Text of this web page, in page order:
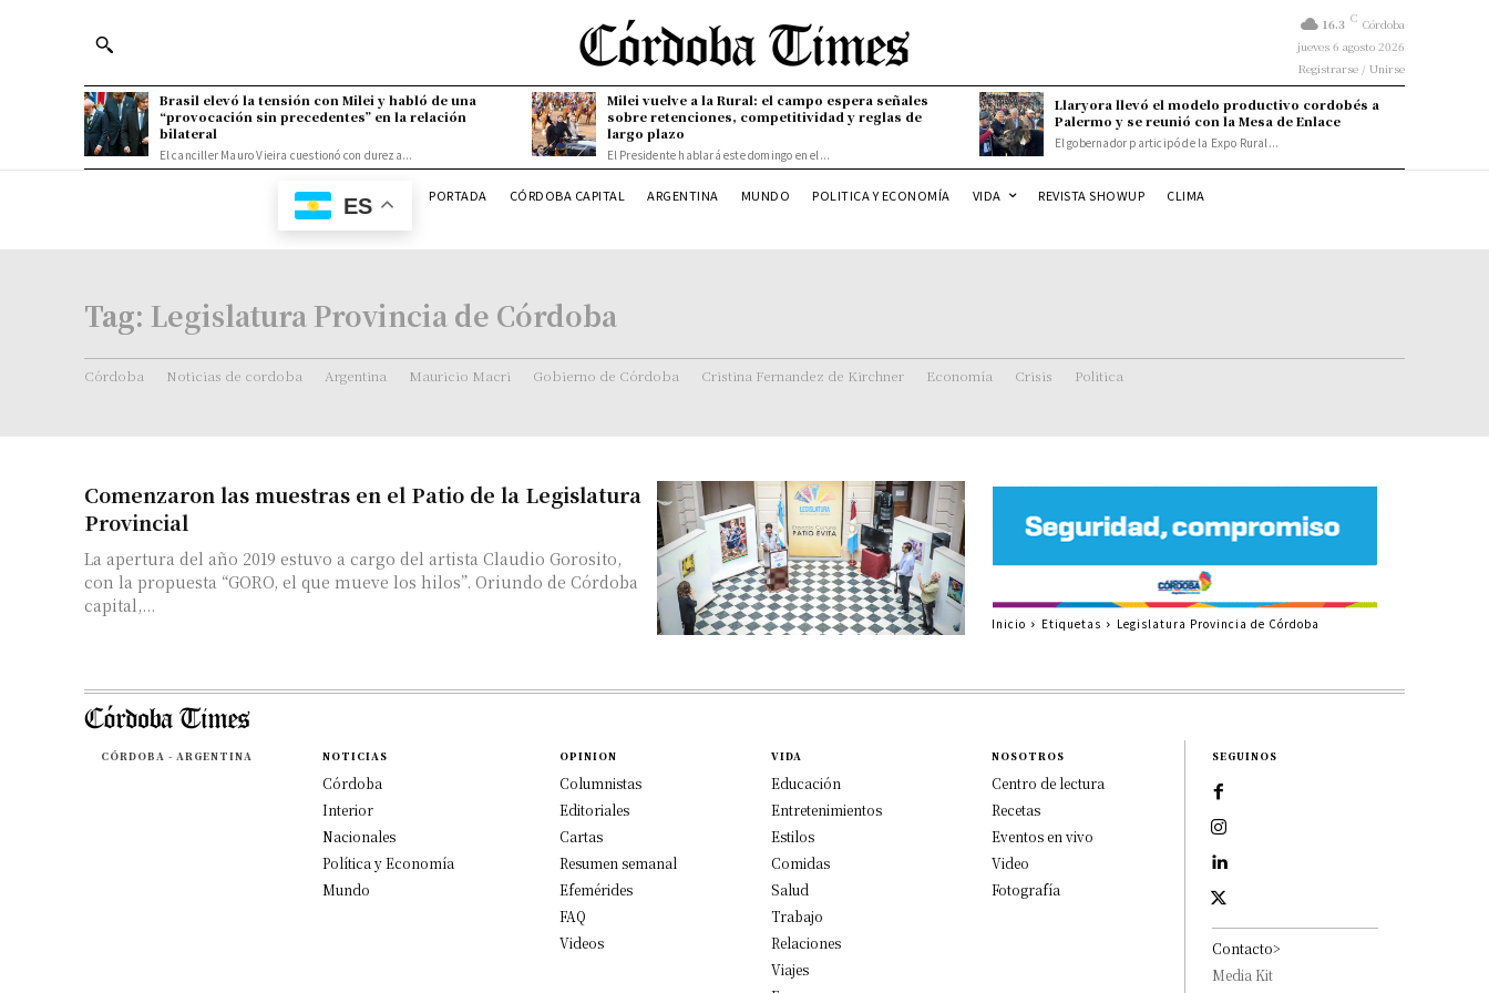
16.3 C Córdoba
jueves 6 agosto 2026
Registrarse / Unirse
Brasil elevó la tensión con Milei y habló de una
“provocación sin precedentes” en la relación
bilateral
El canciller Mauro Vieira cuestionó con dureza...
Milei vuelve a la Rural: el campo espera señales
sobre retenciones, competitividad y reglas de
largo plazo
El Presidente hablará este domingo en el...
Llaryora llevó el modelo productivo cordobés a
Palermo y se reunió con la Mesa de Enlace
El gobernador participó de la Expo Rural...
ES PORTADA CÓRDOBA CAPITAL ARGENTINA MUNDO POLITICA Y ECONOMÍA VIDA REVISTA SHOWUP CLIMA
Tag: Legislatura Provincia de Córdoba
Córdoba Noticias de cordoba Argentina Mauricio Macri Gobierno de Córdoba Cristina Fernandez de Kirchner Economía Crisis Politica
Comenzaron las muestras en el Patio de la Legislatura
Provincial
La apertura del año 2019 estuvo a cargo del artista Claudio Gorosito,
con la propuesta “GORO, el que mueve los hilos”. Oriundo de Córdoba
capital,...
Inicio Etiquetas Legislatura Provincia de Córdoba
CÓRDOBA - ARGENTINA NOTICIAS
Córdoba
Interior
Nacionales
Política y Economía
Mundo
OPINION
Columnistas
Editoriales
Cartas
Resumen semanal
Efemérides
FAQ
Videos
VIDA
Educación
Entretenimientos
Estilos
Comidas
Salud
Trabajo
Relaciones
Viajes
NOSOTROS
Centro de lectura
Recetas
Eventos en vivo
Video
Fotografía
SEGUINOS
Contacto>
Media Kit